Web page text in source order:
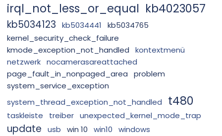
irql_not_less_or_equal kb4023057
kb5034123 kb5034441
kb5034765
kernel_security_check_failure
kmode_exception_not_handled
kontextmenü
netzwerk nocamerasareattached
page_fault_in_nonpaged_area
problem
system_service_exception
system_thread_exception_not_handled
t480
taskleiste treiber unexpected_kernel_mode_trap
update usb win 10 win10 windows